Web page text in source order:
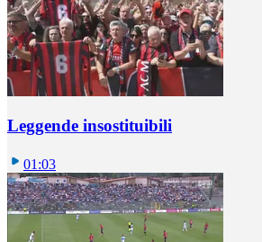
Leggende insostituibili
01:03